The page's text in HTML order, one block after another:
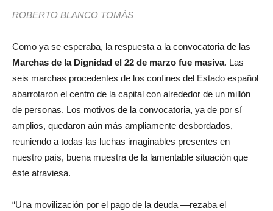
ROBERTO BLANCO TOMÁS
Como ya se esperaba, la respuesta a la convocatoria de las
Marchas de la Dignidad el 22 de marzo fue masiva. Las
seis marchas procedentes de los confines del Estado español
abarrotaron el centro de la capital con alrededor de un millón
de personas. Los motivos de la convocatoria, ya de por sí
amplios, quedaron aún más ampliamente desbordados,
reuniendo a todas las luchas imaginables presentes en
nuestro país, buena muestra de la lamentable situación que
éste atraviesa.
“Una movilización por el pago de la deuda —rezaba el